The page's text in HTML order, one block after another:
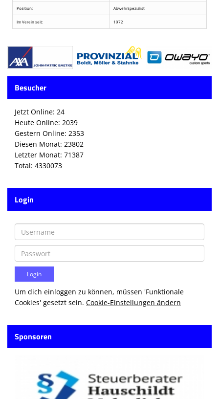
Position: Abwehrspezialist
Im Verein seit: 1972
Besucher
Jetzt Online: 24
Heute Online: 2039
Gestern Online: 2353
Diesen Monat: 23802
Letzter Monat: 71387
Total: 4330073
Login
Um dich einloggen zu können, müssen 'Funktionale
Cookies' gesetzt sein. Cookie-Einstellungen ändern
Sponsoren